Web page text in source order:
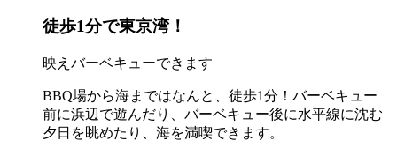
徒歩1分で東京湾！
映えバーベキューできます
BBQ場から海まではなんと、徒歩1分！バーベキュー
前に浜辺で遊んだり、バーベキュー後に水平線に沈む
夕日を眺めたり、海を満喫できます。